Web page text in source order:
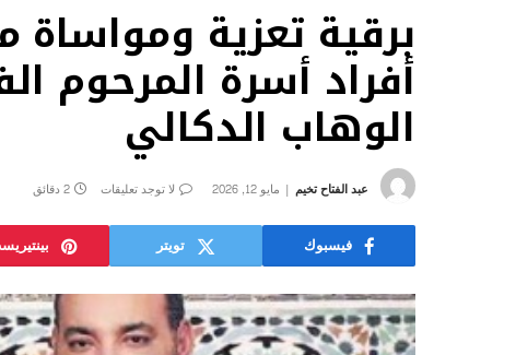
برقية تعزية ومواساة
أفراد أسرة المرحوم
الوهاب الدكالي
عبد الفتاح تخيم مايو 12, 2026 لا توجد تعليقات 2 دقائق
فيسبوك تويتر